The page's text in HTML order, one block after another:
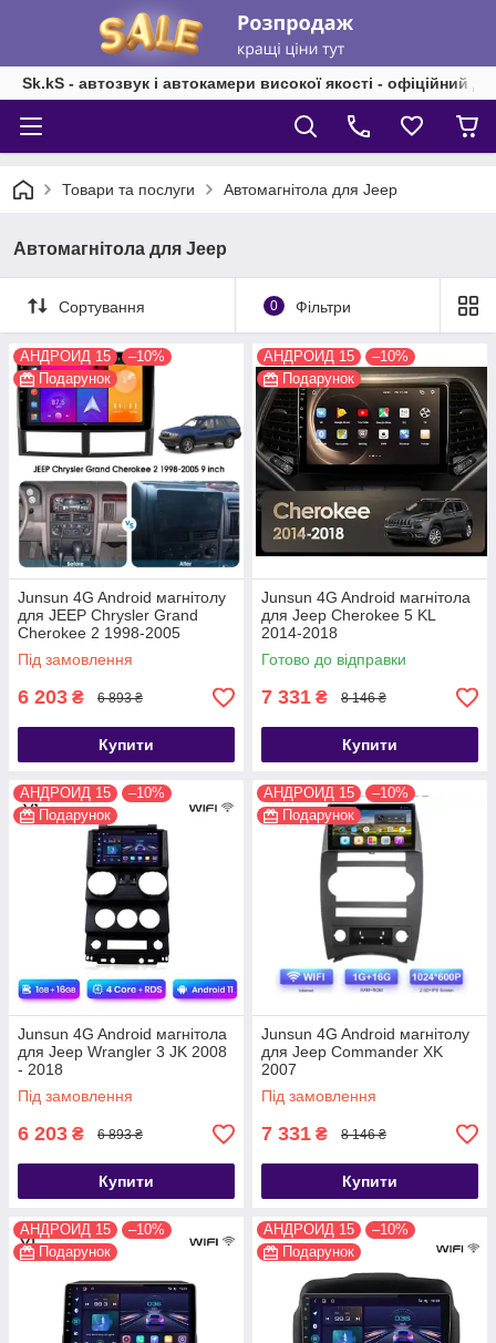
Sk.kS - автозвук і автокамери високої якості - офіційний
Товари та послуги Автомагнітола для Jeep
Автомагнітола для Jeep
Сортування 0 Фільтри
АНДРОИД 15
–10%
Подарунок
Junsun 4G Android магнітолу
для JEEP Chrysler Grand
Cherokee 2 1998-2005
Під замовлення
6 203 ₴ 6 893 ₴
Купити
АНДРОИД 15
–10%
Подарунок
Junsun 4G Android магнітола
для Jeep Cherokee 5 KL
2014-2018
Готово до відправки
7 331 ₴ 8 146 ₴
Купити
АНДРОИД 15
–10%
Подарунок
Junsun 4G Android магнітола
для Jeep Wrangler 3 JK 2008
- 2018
Під замовлення
6 203 ₴ 6 893 ₴
Купити
АНДРОИД 15
–10%
Подарунок
Junsun 4G Android магнітолу
для Jeep Commander XK
2007
Під замовлення
7 331 ₴ 8 146 ₴
Купити
АНДРОИД 15
–10%
Подарунок
АНДРОИД 15
–10%
Подарунок